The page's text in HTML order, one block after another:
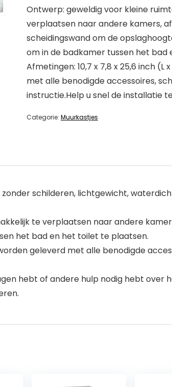
Ontwerp: geweldig voor kleine
verplaatsen naar andere kamers,
scheidingswand om de
om in de badkamer tussen het
Afmetingen: 10,7 x 7,8 x 25,6 inch (L
met alle benodigde accessoires,
instructie.Help u snel de installatie
Categorie: Muurkastjes
schilderen, lichtgewicht,
te verplaatsen naar andere
het bad en het toilet te plaatsen.
worden geleverd met alle benodigde
hebt of andere hulp nodig hebt